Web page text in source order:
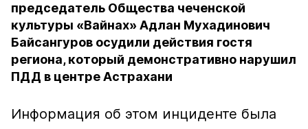
председатель Общества чеченской
культуры «Вайнах» Адлан Мухадинович
Байсангуров осудили действия гостя
региона, который демонстративно нарушил
ПДД в центре Астрахани
Информация об этом инциденте была